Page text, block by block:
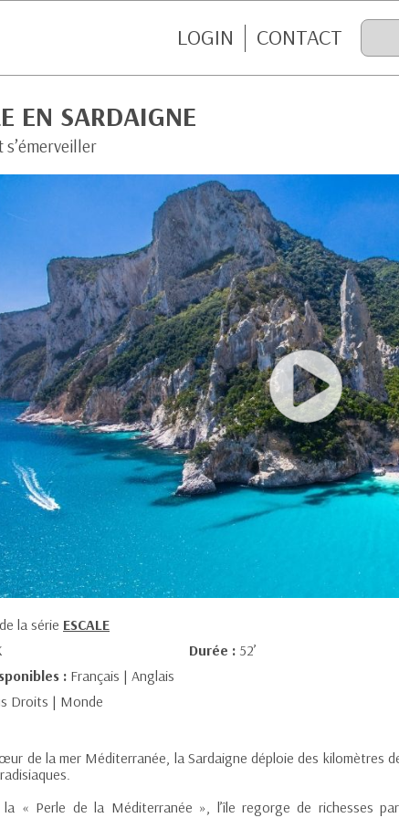
LOGIN CONTACT
EN SARDAIGNE
s’émerveiller
la série ESCALE
Durée : 52’
: Français | Anglais
Droits | Monde
de la mer Méditerranée, la Sardaigne déploie des kilomètres
la « Perle de la Méditerranée », l’île regorge de richesses